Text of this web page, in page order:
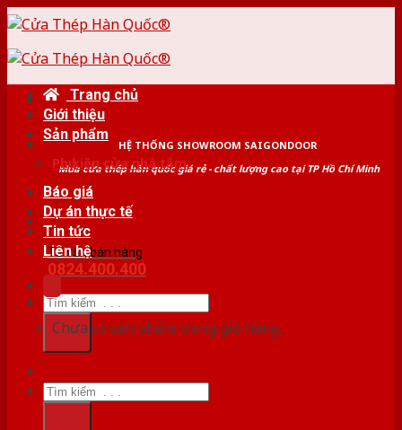
Skip
content
HỆ THỐNG SHOWROOM SAIGONDOOR
Mua cửa thép hàn quốc giá rẻ - chất lượng cao tại TP Hồ Chí Minh
Tư vấn bán hàng
0824.400.400
Tìm
kiếm:
Trang chủ
Giới thiệu
Sản phẩm
Phụ kiện cửa nhà tắm
Báo giá
Dự án thực tế
Tin tức
Liên hệ
Chưa có sản phẩm trong giỏ hàng.
Tìm
kiếm: